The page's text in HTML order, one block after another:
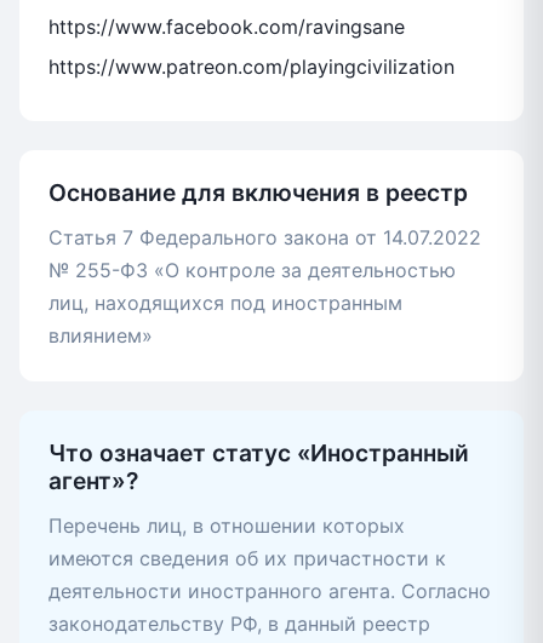
https://www.facebook.com/ravingsane
https://www.patreon.com/playingcivilization
Основание для включения в реестр
Статья 7 Федерального закона от 14.07.2022
№ 255-ФЗ «О контроле за деятельностью
лиц, находящихся под иностранным
влиянием»
Что означает статус «Иностранный
агент»?
Перечень лиц, в отношении которых
имеются сведения об их причастности к
деятельности иностранного агента. Согласно
законодательству РФ, в данный реестр